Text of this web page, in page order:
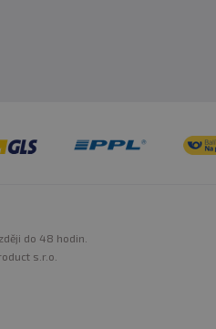
do 48 hodin.
s.r.o.